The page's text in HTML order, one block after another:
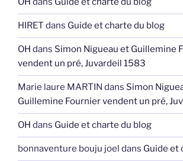
HIRET dans Guide et charte du blog
OH dans Simon Nigueau et Guillemine
vendent un pré, Juvardeil 1583
Marie laure MARTIN dans Simon
Guillemine Fournier vendent un pré,
OH dans Guide et charte du blog
bonnaventure bouju joel dans Guide et